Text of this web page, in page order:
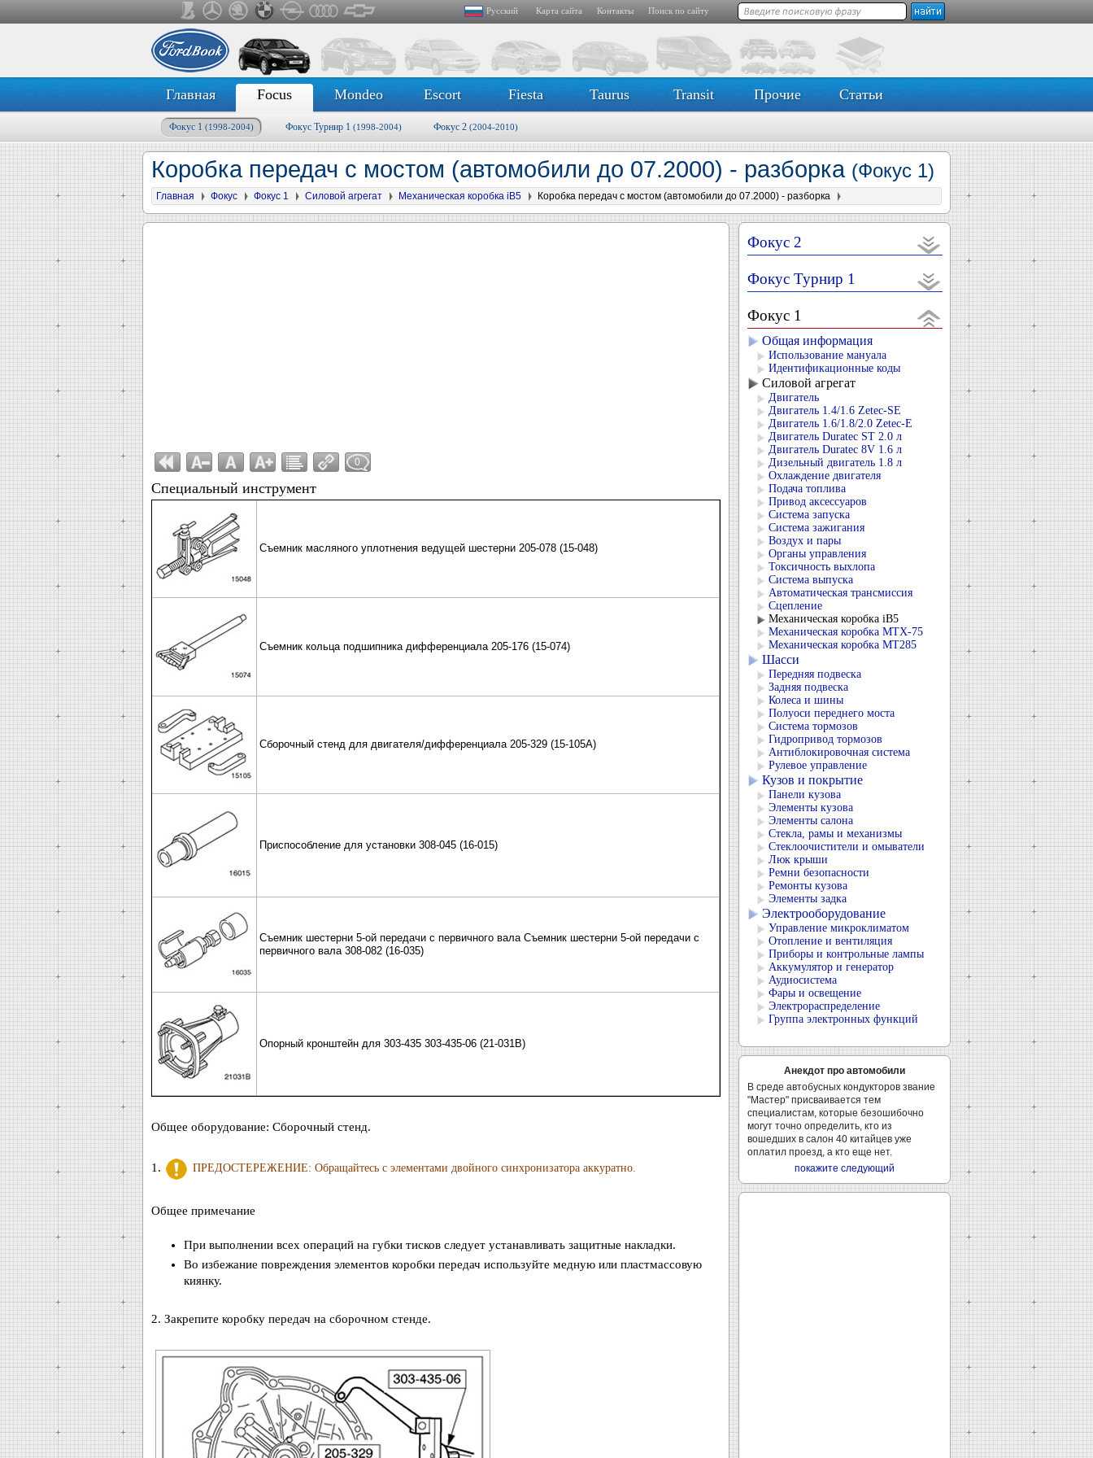
Русский Карта сайта Контакты Поиск по сайту
Главная Focus Mondeo Escort Fiesta Taurus Transit Прочие Статьи
Фокус 1 (1998-2004) Фокус Турнир 1 (1998-2004) Фокус 2 (2004-2010)
Коробка передач с мостом (автомобили до 07.2000) - разборка (Фокус 1)
Главная Фокус Фокус 1 Силовой агрегат Механическая коробка iB5 Коробка передач с мостом (автомобили до 07.2000) - разборка
0
Специальный инструмент
Съемник масляного уплотнения ведущей шестерни 205-078 (15-048)
Съемник кольца подшипника дифференциала 205-176 (15-074)
Сборочный стенд для двигателя/дифференциала 205-329 (15-105А)
Приспособление для установки 308-045 (16-015)
Съемник шестерни 5-ой передачи с первичного вала Съемник шестерни 5-ой передачи с
первичного вала 308-082 (16-035)
Опорный кронштейн для 303-435 303-435-06 (21-031В)
Общее оборудование: Сборочный стенд.
1. ПРЕДОСТЕРЕЖЕНИЕ: Обращайтесь с элементами двойного синхронизатора аккуратно.
Общее примечание
При выполнении всех операций на губки тисков следует устанавливать защитные накладки.
Во избежание повреждения элементов коробки передач используйте медную или пластмассовую
киянку.
2. Закрепите коробку передач на сборочном стенде.
Фокус 2
Фокус Турнир 1
Фокус 1
Общая информация
Использование мануала
Идентификационные коды
Силовой агрегат
Двигатель
Двигатель 1.4/1.6 Zetec-SE
Двигатель 1.6/1.8/2.0 Zetec-E
Двигатель Duratec ST 2.0 л
Двигатель Duratec 8V 1.6 л
Дизельный двигатель 1.8 л
Охлаждение двигателя
Подача топлива
Привод аксессуаров
Система запуска
Система зажигания
Воздух и пары
Органы управления
Токсичность выхлопа
Система выпуска
Автоматическая трансмиссия
Сцепление
Механическая коробка iB5
Механическая коробка MTX-75
Механическая коробка MT285
Шасси
Передняя подвеска
Задняя подвеска
Колеса и шины
Полуоси переднего моста
Система тормозов
Гидропривод тормозов
Антиблокировочная система
Рулевое управление
Кузов и покрытие
Панели кузова
Элементы кузова
Элементы салона
Стекла, рамы и механизмы
Стеклоочистители и омыватели
Люк крыши
Ремни безопасности
Ремонты кузова
Элементы задка
Электрооборудование
Управление микроклиматом
Отопление и вентиляция
Приборы и контрольные лампы
Аккумулятор и генератор
Аудиосистема
Фары и освещение
Электрораспределение
Группа электронных функций
Анекдот про автомобили
В среде автобусных кондукторов звание
"Мастер" присваивается тем
специалистам, которые безошибочно
могут точно определить, кто из
вошедших в салон 40 китайцев уже
оплатил проезд, а кто еще нет.
покажите следующий